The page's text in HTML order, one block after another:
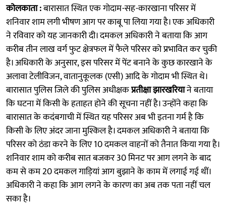
कोलकाता :बारासात स्थित एक गोदाम-सह-कारखाना परिसर में
शनिवार शाम लगी भीषण आग पर काबू पा लिया गया है। एक अधिकारी
ने रविवार को यह जानकारी दी। दमकल अधिकारी ने बताया कि आग
करीब तीन लाख वर्ग फुट क्षेत्रफल में फैले परिसर को प्रभावित कर चुकी
है। अधिकारी के अनुसार, इस परिसर में पेंट बनाने के कुछ कारखाने के
अलावा टेलीविजन, वातानुकूलक (एसी) आदि के गोदाम भी स्थित थे।
बारासात पुलिस जिले की पुलिस अधीक्षकप्रतीक्षा झारखरियाने बताया
कि घटना में किसी के हताहत होने की सूचना नहीं है। उन्होंने कहा कि
बारासात के कदंबगाची में स्थित यह परिसर अब भी इतना गर्म है कि
किसी के लिए अंदर जाना मुश्किल है। दमकल अधिकारी ने बताया कि
परिसर को ठंडा करने के लिए 10 दमकल वाहनों को तैनात किया गया है।
शनिवार शाम को करीब सात बजकर 30 मिनट पर आग लगने के बाद
कम से कम 20 दमकल गाड़ियां आग बुझाने के काम में लगाई गई थीं।
अधिकारी ने कहा कि आग लगने के कारण का अब तक पता नहीं चल
सका है।